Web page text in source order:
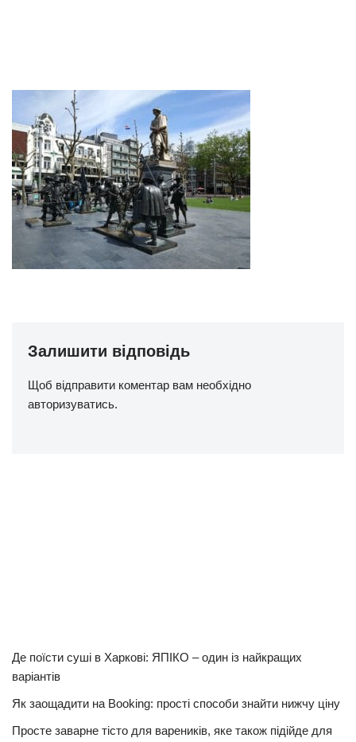
Залишити відповідь
Щоб відправити коментар вам необхідно
авторизуватись.
Де поїсти суші в Харкові: ЯПІКО – один із найкращих
варіантів
Як заощадити на Booking: прості способи знайти нижчу ціну
Просте заварне тісто для вареників, яке також підійде для